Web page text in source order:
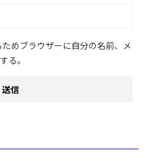
めブラウザーに自分の名前、メ
る。